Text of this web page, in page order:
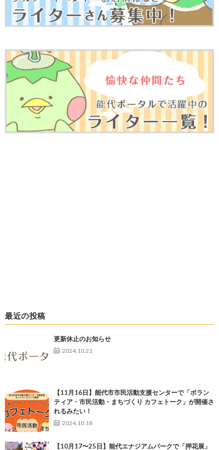
最近の投稿
更新休止のお知らせ
2024.10.21
【11月16日】能代市市民活動支援センターで「ボラン
ティア・市民活動・まちづくり カフェトーク」が開催さ
れるみたい！
2024.10.18
【10月17〜25日】能代エナジアムパークで「押花展」